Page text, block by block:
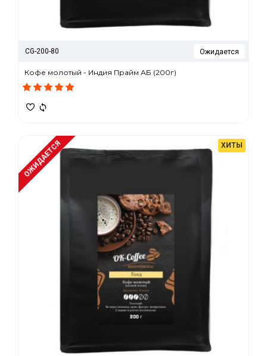
CG-200-80 Ожидается
Кофе молотый - Индия Прайм АБ (200г)
ХИТЫ
ОЖИДАЕТСЯ